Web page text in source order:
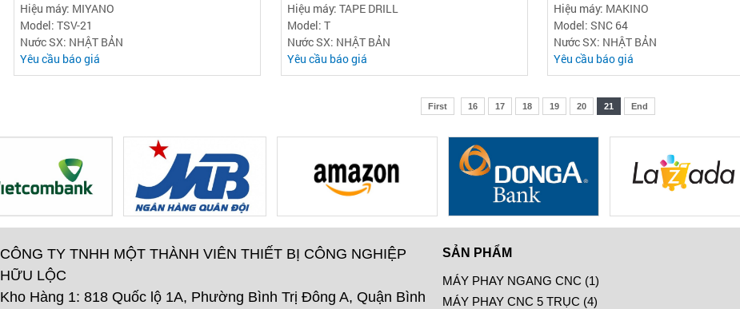
Hiệu máy: MIYANO
Model: TSV-21
Nước SX: NHẬT BẢN
Yêu cầu báo giá
Hiệu máy: TAPE DRILL
Model: T
Nước SX: NHẬT BẢN
Yêu cầu báo giá
Hiệu máy: MAKINO
Model: SNC 64
Nước SX: NHẬT BẢN
Yêu cầu báo giá
First 16 17 18 19 20 21 End
CÔNG TY TNHH MỘT THÀNH VIÊN THIẾT BỊ CÔNG NGHIỆP
HỮU LỘC
Kho Hàng 1: 818 Quốc lộ 1A, Phường Bình Trị Đông A, Quận Bình
SẢN PHẨM
MÁY PHAY NGANG CNC (1)
MÁY PHAY CNC 5 TRỤC (4)